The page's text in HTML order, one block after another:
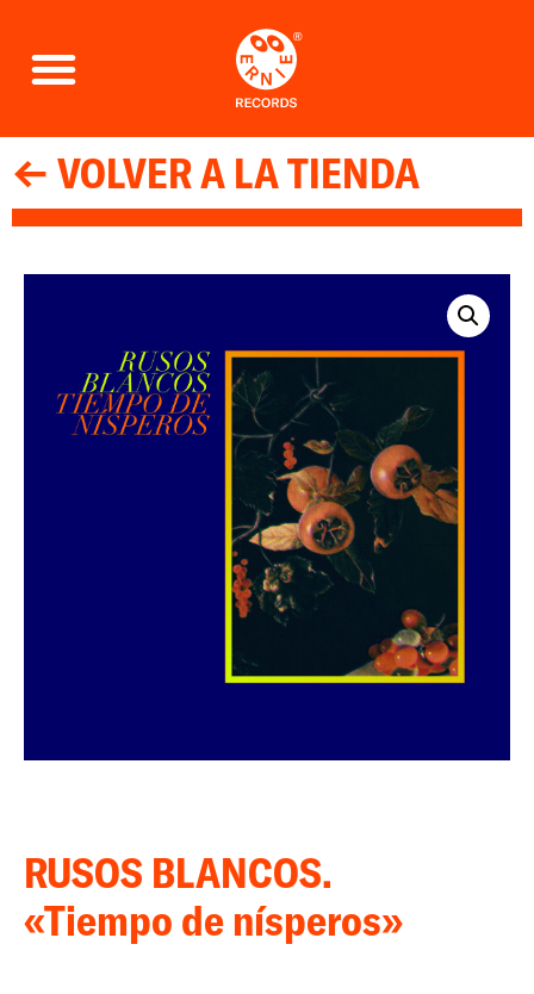
← VOLVER A LA TIENDA
RUSOS BLANCOS.
«Tiempo de nísperos»